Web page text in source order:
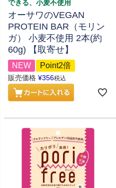
できる、小麦不使用
オーサワのVEGAN
PROTEIN BAR（モリン
ガ） 小麦不使用 2本(約
60g) 【取寄せ】
NEW Point2倍
販売価格 ¥356税込